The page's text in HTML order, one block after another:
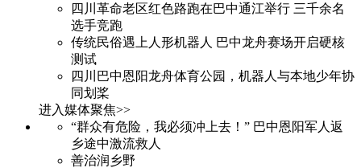
四川革命老区红色路跑在巴中通江举行 三千余名
选手竞跑
传统民俗遇上人形机器人 巴中龙舟赛场开启硬核
测试
四川巴中恩阳龙舟体育公园，机器人与本地少年协
同划桨
进入媒体聚焦>>
“群众有危险，我必须冲上去！” 巴中恩阳军人返
乡途中激流救人
善治润乡野